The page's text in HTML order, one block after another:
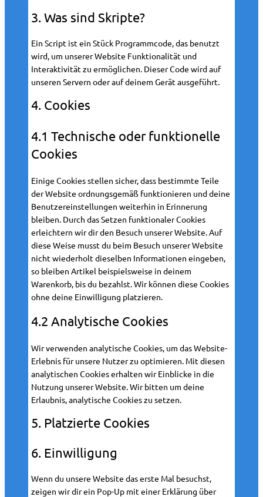
3. Was sind Skripte?
Ein Script ist ein Stück Programmcode, das benutzt
wird, um unserer Website Funktionalität und
Interaktivität zu ermöglichen. Dieser Code wird auf
unseren Servern oder auf deinem Gerät ausgeführt.
4. Cookies
4.1 Technische oder funktionelle
Cookies
Einige Cookies stellen sicher, dass bestimmte Teile
der Website ordnungsgemäß funktionieren und deine
Benutzereinstellungen weiterhin in Erinnerung
bleiben. Durch das Setzen funktionaler Cookies
erleichtern wir dir den Besuch unserer Website. Auf
diese Weise musst du beim Besuch unserer Website
nicht wiederholt dieselben Informationen eingeben,
so bleiben Artikel beispielsweise in deinem
Warenkorb, bis du bezahlst. Wir können diese Cookies
ohne deine Einwilligung platzieren.
4.2 Analytische Cookies
Wir verwenden analytische Cookies, um das Website-
Erlebnis für unsere Nutzer zu optimieren. Mit diesen
analytischen Cookies erhalten wir Einblicke in die
Nutzung unserer Website. Wir bitten um deine
Erlaubnis, analytische Cookies zu setzen.
5. Platzierte Cookies
6. Einwilligung
Wenn du unsere Website das erste Mal besuchst,
zeigen wir dir ein Pop-Up mit einer Erklärung über